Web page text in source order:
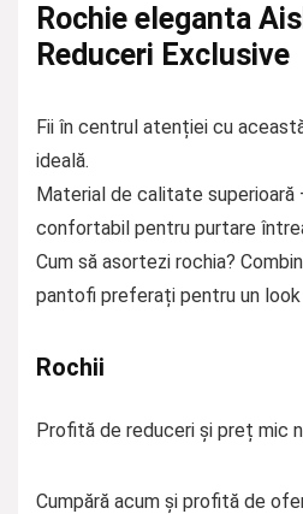
Rochie eleganta
Reduceri Exclusive
Fii în centrul atenției cu
ideală.
Material de calitate superioară
confortabil pentru purtare
Cum să asortezi rochia?
pantofi preferați pentru un
Rochii
Profită de reduceri și preț mic
Cumpără acum și profită de